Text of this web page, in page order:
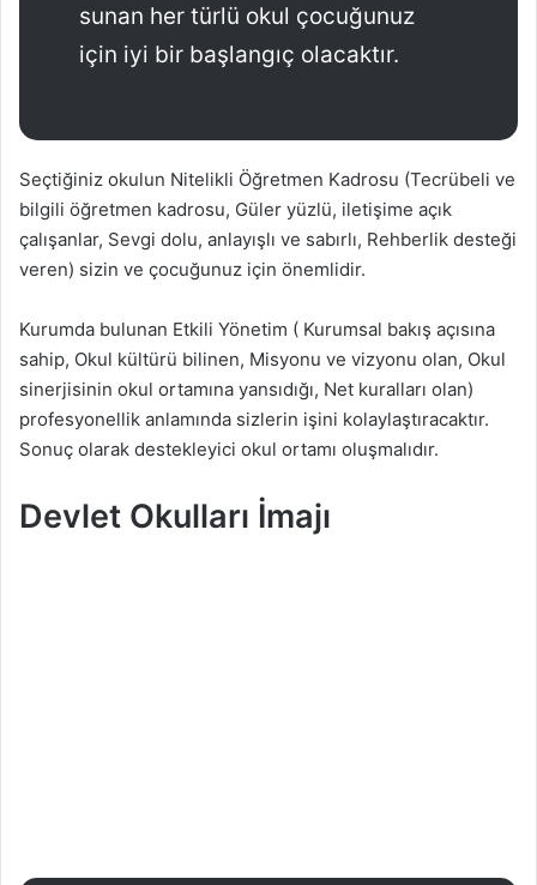
sunan her türlü okul çocuğunuz
için iyi bir başlangıç olacaktır.
Seçtiğiniz okulun Nitelikli Öğretmen Kadrosu (Tecrübeli ve
bilgili öğretmen kadrosu, Güler yüzlü, iletişime açık
çalışanlar, Sevgi dolu, anlayışlı ve sabırlı, Rehberlik desteği
veren) sizin ve çocuğunuz için önemlidir.
Kurumda bulunan Etkili Yönetim ( Kurumsal bakış açısına
sahip, Okul kültürü bilinen, Misyonu ve vizyonu olan, Okul
sinerjisinin okul ortamına yansıdığı, Net kuralları olan)
profesyonellik anlamında sizlerin işini kolaylaştıracaktır.
Sonuç olarak destekleyici okul ortamı oluşmalıdır.
Devlet Okulları İmajı